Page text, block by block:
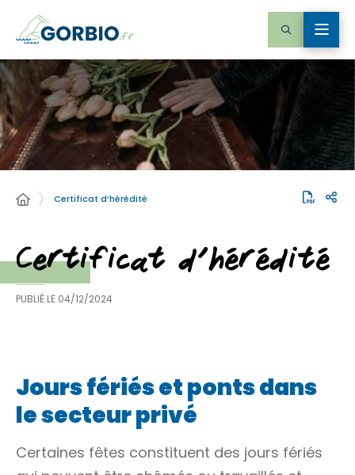
Certificat d’hérédité
Certificat d’hérédité
PUBLIÉ LE 04/12/2024
Jours fériés et ponts dans
le secteur privé
Certaines fêtes constituent des jours fériés